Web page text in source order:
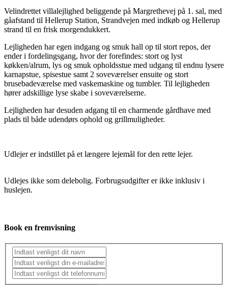
Velindrettet villalejlighed beliggende på Margrethevej på 1. sal, med
gåafstand til Hellerup Station, Strandvejen med indkøb og Hellerup
strand til en frisk morgendukkert.
Lejligheden har egen indgang og smuk hall op til stort repos, der
ender i fordelingsgang, hvor der forefindes: stort og lyst
køkken/alrum, lys og smuk opholdsstue med udgang til endnu lysere
karnapstue, spisestue samt 2 soveværelser ensuite og stort
brusebadeværelse med vaskemaskine og tumbler. Til lejligheden
hører adskillige lyse skabe i soveværelserne.
Lejligheden har desuden adgang til en charmende gårdhave med
plads til både udendørs ophold og grillmuligheder.
Udlejer er indstillet på et længere lejemål for den rette lejer.
Udlejes ikke som delebolig. Forbrugsudgifter er ikke inklusiv i
huslejen.
Book en fremvisning